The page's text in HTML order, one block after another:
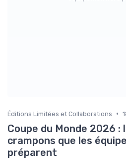
Éditions Limitées et Collaborations •
Coupe du Monde 2026 :
crampons que les
préparent